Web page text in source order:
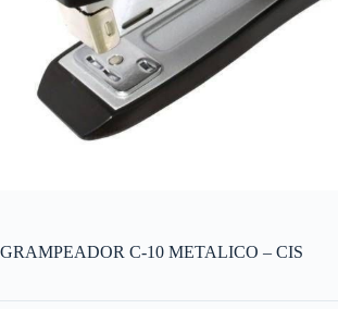
GRAMPEADOR C-10 METALICO – CIS